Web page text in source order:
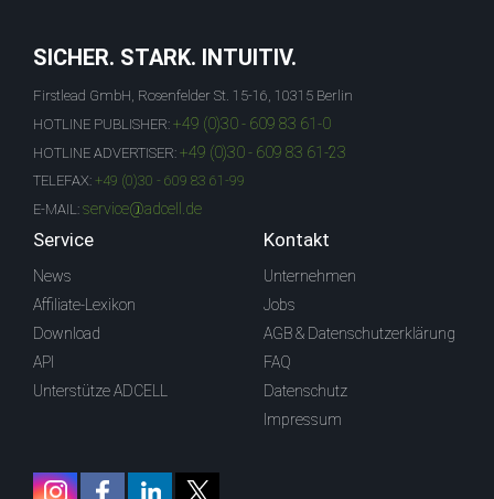
SICHER. STARK. INTUITIV.
Firstlead GmbH, Rosenfelder St. 15-16, 10315 Berlin
HOTLINE PUBLISHER: +49 (0)30 - 609 83 61-0
HOTLINE ADVERTISER: +49 (0)30 - 609 83 61-23
TELEFAX: +49 (0)30 - 609 83 61-99
E-MAIL: service@adcell.de
Service
News
Affiliate-Lexikon
Download
API
Unterstütze ADCELL
Kontakt
Unternehmen
Jobs
AGB & Datenschutzerklärung
FAQ
Datenschutz
Impressum